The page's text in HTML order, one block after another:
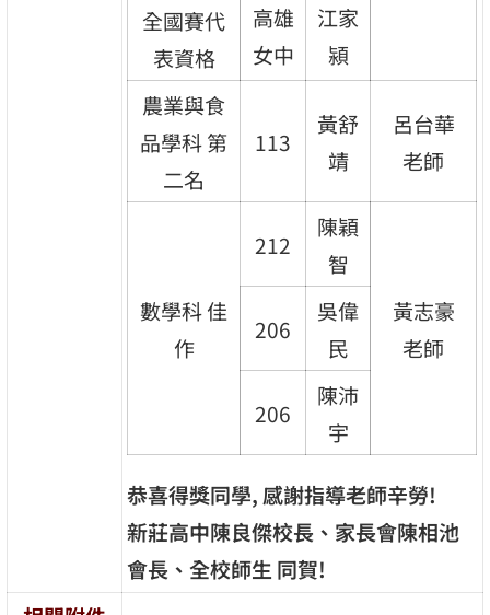
全國賽代
表資格
高雄
女中
江家
潁
農業與食
品學科 第
二名
113
黃舒
靖
呂台華
老師
數學科 佳
作
212
陳穎
智
黃志豪
老師
206
吳偉
民
206
陳沛
宇
恭喜得獎同學, 感謝指導老師辛勞!
新莊高中陳良傑校長、家長會陳相池
會長、全校師生 同賀!